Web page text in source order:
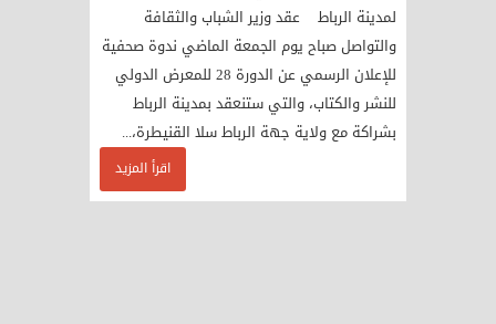
لمدينة الرباط عقد وزير الشباب والثقافة
والتواصل صباح يوم الجمعة الماضي ندوة صحفية
للإعلان الرسمي عن الدورة 28 للمعرض الدولي
للنشر والكتاب، والتي ستنعقد بمدينة الرباط
بشراكة مع ولاية جهة الرباط سلا القنيطرة،...
اقرأ المزيد